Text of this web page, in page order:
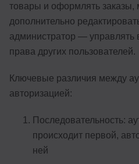
товары и оформлять
дополнительно
администратор — управлять
права других пользователей.
Ключевые различия между
авторизацией:
Последовательность:
происходит первой,
ней